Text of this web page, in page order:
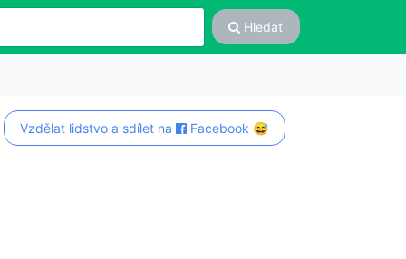
Hledat
Vzdělat lidstvo a sdílet na Facebook 😅